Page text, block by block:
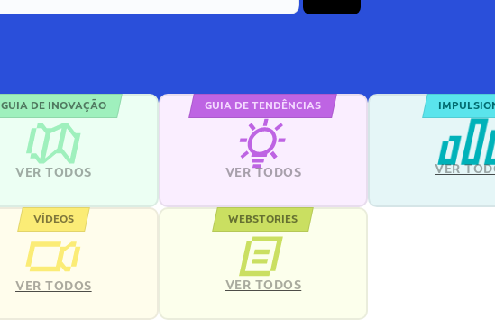
GUIA DE INOVAÇÃO
VER TODOS
GUIA DE TENDÊNCIAS
VER TODOS VER
VÍDEOS
VER TODOS
WEBSTORIES
VER TODOS